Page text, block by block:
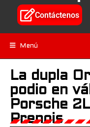
Contáctenos
Menú
La dupla
podio en
Porsche
Prenois